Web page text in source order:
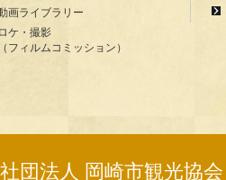
画ライブラリー
ロケ・撮影
（フィルムコミッション）
団法人 岡崎市観光協会